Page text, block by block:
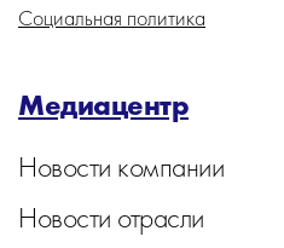
Социальная политика
Медиацентр
Новости компании
Новости отрасли